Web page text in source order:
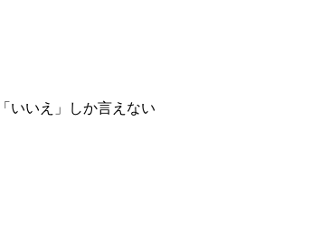
いいえ」しか言えない